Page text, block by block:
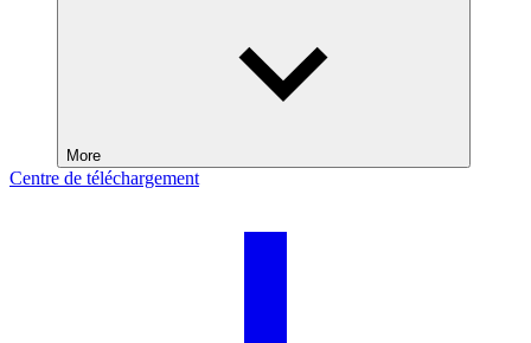
More
Centre de téléchargement